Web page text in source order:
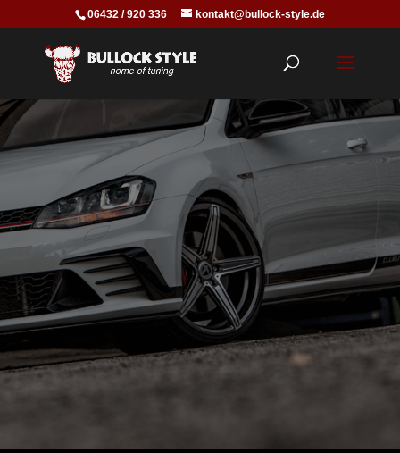
06432 / 920 336 kontakt@bullock-style.de